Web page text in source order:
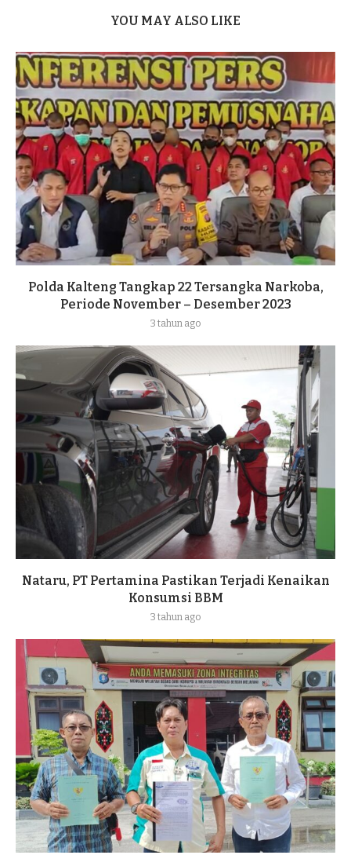
YOU MAY ALSO LIKE
Polda Kalteng Tangkap 22 Tersangka Narkoba,
Periode November – Desember 2023
3 tahun ago
Nataru, PT Pertamina Pastikan Terjadi Kenaikan
Konsumsi BBM
3 tahun ago